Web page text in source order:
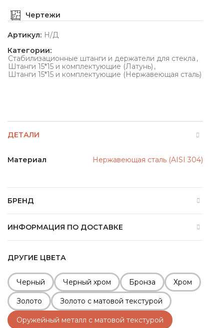
Чертежи
Артикул: Н/Д
Категории:
Стабилизационные штанги и держатели для стекла ,
Штанги 15*15 и комплектующие (Латунь) ,
Штанги 15*15 и комплектующие (Нержавеющая сталь)
ДЕТАЛИ
Материал Нержавеющая сталь (AISI 304)
БРЕНД
ИНФОРМАЦИЯ ПО ДОСТАВКЕ
ДРУГИЕ ЦВЕТА
Черный Черный хром Бронза Хром
Золото Золото с матовой текстурой
Оружейный металл с матовой текстурой